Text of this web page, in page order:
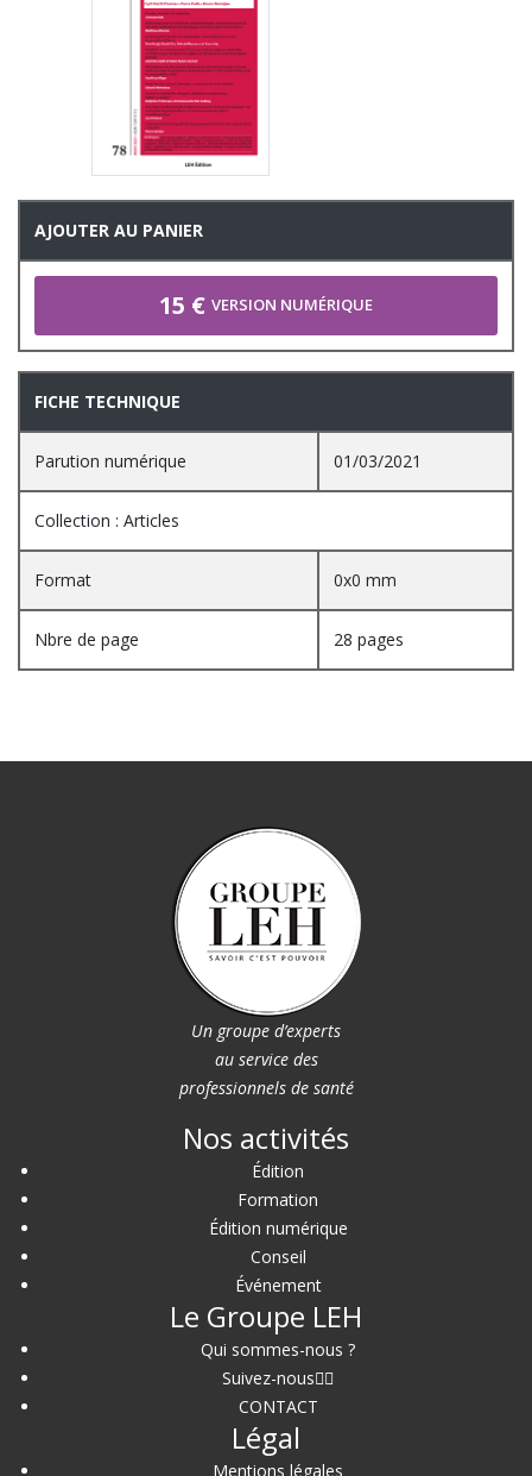
AJOUTER AU PANIER
15 € VERSION NUMÉRIQUE
FICHE TECHNIQUE
Parution numérique 01/03/2021
Collection : Articles
Format 0x0 mm
Nbre de page 28 pages
Un groupe d’experts
au service des
professionnels de santé
Nos activités
Édition
Formation
Édition numérique
Conseil
Événement
Le Groupe LEH
Qui sommes-nous ?
Suivez-nous
CONTACT
Légal
Mentions légales